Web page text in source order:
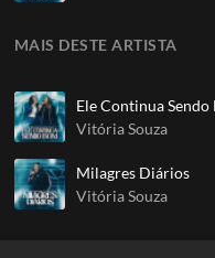
MAIS DESTE ARTISTA
Ele Continua Sendo
Vitória Souza
Milagres Diários
Vitória Souza